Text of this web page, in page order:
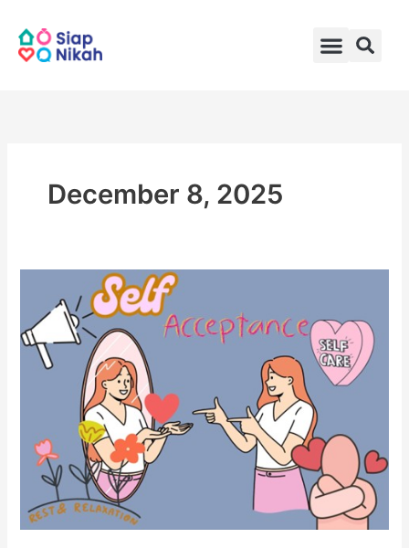
content
December 8, 2025
Acceptance
Kunci
Kebahagiaan